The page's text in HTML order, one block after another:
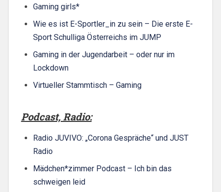
Gaming girls*
Wie es ist E-Sportler_in zu sein – Die erste E-
Sport Schulliga Österreichs im JUMP
Gaming in der Jugendarbeit – oder nur im
Lockdown
Virtueller Stammtisch – Gaming
Podcast, Radio:
Radio JUVIVO: „Corona Gespräche“ und JUST
Radio
Mädchen*zimmer Podcast – Ich bin das
schweigen leid